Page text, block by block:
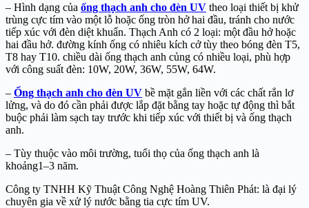
– Hình dạng của ống thạch anh cho đèn UV theo loại thiết bị khử
trùng cực tím vào một lỗ hoặc ống tròn hở hai đầu, tránh cho nước
tiếp xúc với đèn diệt khuẩn. Thạch Anh có 2 loại: một đầu hở hoặc
hai đầu hở. đường kính ống có nhiêu kích cở tùy theo bóng đèn T5,
T8 hay T10. chiều dài ống thạch anh củng có nhiều loại, phù hợp
với công suất đèn: 10W, 20W, 36W, 55W, 64W.
– Ống thạch anh cho đèn UV bề mặt gắn liền với các chất rắn lơ
lửng, và do đó cần phải được lắp đặt bằng tay hoặc tự động thì bắt
buộc phải làm sạch tay trước khi tiếp xúc với thiết bị và ống thạch
anh.
– Tùy thuộc vào môi trường, tuổi thọ của ống thạch anh là
khoảng1–3 năm.
Công ty TNHH Kỹ Thuật Công Nghệ Hoàng Thiên Phát: là đại lý
chuyên gia về xử lý nước bằng tia cực tím UV.